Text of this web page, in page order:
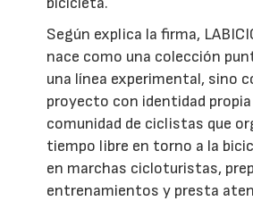
Según explica la firma,
nace como una colección
una línea experimental, sino
proyecto con identidad
comunidad de ciclistas que
tiempo libre en torno a la
en marchas cicloturistas,
entrenamientos y presta